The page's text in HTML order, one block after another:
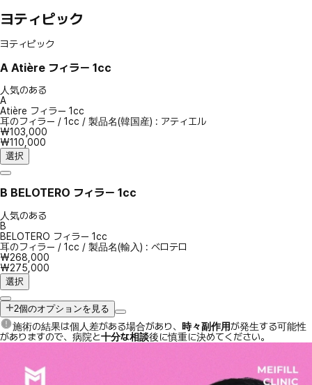
ヨティピック
ヨティピック
A Atière フィラー 1cc
人気のある
A
Atière フィラー 1cc
耳のフィラー / 1cc / 製品名(韓国産) : アティエル
₩103,000
₩110,000
選択
B BELOTERO フィラー 1cc
人気のある
B
BELOTERO フィラー 1cc
耳のフィラー / 1cc / 製品名(輸入) : ベロテロ
₩268,000
₩275,000
選択
2個のオプションを見る
施術の結果は個人差がある場合があり、 時々副作用が発生する可能性
がありますので、病院と十分な相談後に慎重に決めてください。